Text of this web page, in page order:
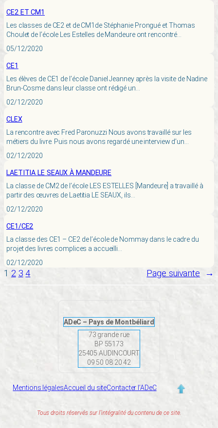
CE2 ET CM1
Les classes de CE2 et de CM1de Stéphanie Prongué et Thomas
Choulet de l’école Les Estelles de Mandeure ont rencontré…
05/12/2020
CE1
Les élèves de CE1 de l’école Daniel Jeanney après la visite de Nadine
Brun-Cosme dans leur classe ont rédigé un…
02/12/2020
CLEX
La rencontre avec Fred Paronuzzi Nous avons travaillé sur les
métiers du livre. Puis nous avons regardé une interview d’un…
02/12/2020
LAETITIA LE SEAUX À MANDEURE
La classe de CM2 de l’école LES ESTELLES [Mandeure] a travaillé à
partir des œuvres de Laetitia LE SEAUX, ils…
02/12/2020
CE1/CE2
La classe des CE1 – CE2 de l’école de Nommay dans le cadre du
projet des livres complices a accueilli…
02/12/2020
1 2 3 4 Page suivante →
ADeC – Pays de Montbéliard
73 grande rue
BP 55173
25405 AUDINCOURT
09 50 08 20 42
Mentions légalesAccueil du siteContacter l’ADeC
Tous droits réservés sur l’intégralité du contenu de ce site.